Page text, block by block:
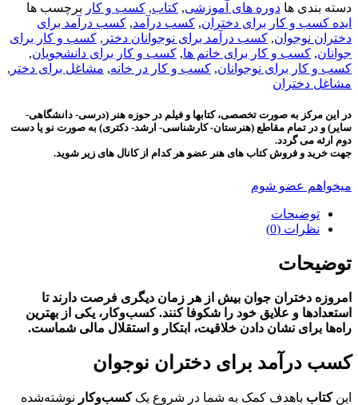
دسته بندی ها دوره های آموزشی, کتاب, کسب و کار برچسب ها
ایده کسب و کار برای دختران, کسب درآمد, کسب درآمد برای
دختران نوجوان, کسب درآمد برای نوجوانان دختر , کسب و کار برای
جوانان, کسب و کار برای خانم ها, کسب و کار برای دانشجویان,
کسب و کار برای نوجوانان, کسب و کار در خانه, مشاغل برای دختر ,
مشاغل دختران
در این مرکز به صورت تخصصی، کتابها و فیلم در حوزه هنر (درسی- دانشگاهی-
سایر) و در تمام مقاطع (هنرستان- کارشناسی- ارشد- دکتری) به صورت نو یا دست
دوم ارئه می گردد.
جهت خرید و فروش کتاب های هنر عضو هر کدام از کانال های زیر شوید.
میخواهم عضو شوم
توضیحات
نظرات (0)
توضیحات
امروزه دختران جوان بیش از هر زمان دیگری فرصت دارند تا
استعدادها و علایق خود را شکوفا کنند. کسب‌وکار، یکی از بهترین
راه‌ها برای نشان دادن خلاقیت، ابتکار و استقلال مالی شماست.
کسب درآمد برای دختران نوجوان
این کتاب باهدف کمک به شما در شروع یک کسب‌وکار نوشته‌شده